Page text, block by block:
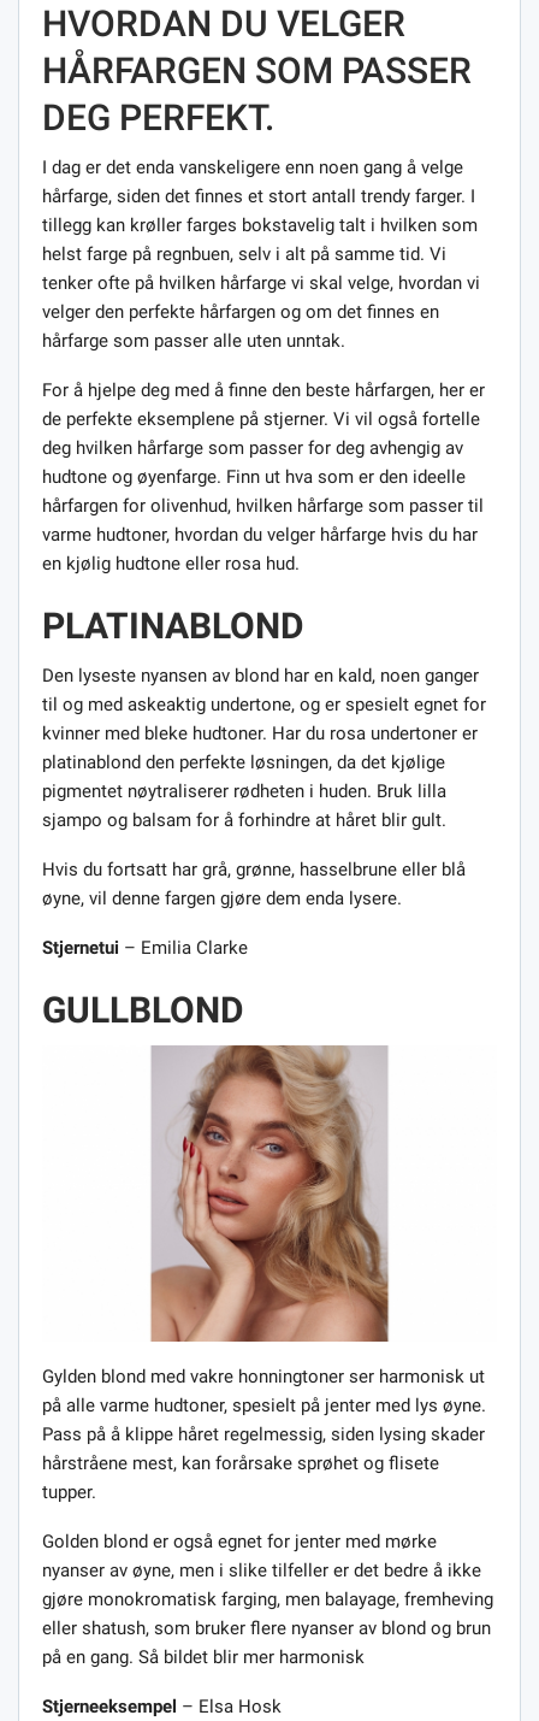
HVORDAN DU VELGER
HÅRFARGEN SOM PASSER
DEG PERFEKT.
I dag er det enda vanskeligere enn noen gang å velge
hårfarge, siden det finnes et stort antall trendy farger. I
tillegg kan krøller farges bokstavelig talt i hvilken som
helst farge på regnbuen, selv i alt på samme tid. Vi
tenker ofte på hvilken hårfarge vi skal velge, hvordan vi
velger den perfekte hårfargen og om det finnes en
hårfarge som passer alle uten unntak.
For å hjelpe deg med å finne den beste hårfargen, her er
de perfekte eksemplene på stjerner. Vi vil også fortelle
deg hvilken hårfarge som passer for deg avhengig av
hudtone og øyenfarge. Finn ut hva som er den ideelle
hårfargen for olivenhud, hvilken hårfarge som passer til
varme hudtoner, hvordan du velger hårfarge hvis du har
en kjølig hudtone eller rosa hud.
PLATINABLOND
Den lyseste nyansen av blond har en kald, noen ganger
til og med askeaktig undertone, og er spesielt egnet for
kvinner med bleke hudtoner. Har du rosa undertoner er
platinablond den perfekte løsningen, da det kjølige
pigmentet nøytraliserer rødheten i huden. Bruk lilla
sjampo og balsam for å forhindre at håret blir gult.
Hvis du fortsatt har grå, grønne, hasselbrune eller blå
øyne, vil denne fargen gjøre dem enda lysere.
Stjernetui – Emilia Clarke
GULLBLOND
Gylden blond med vakre honningtoner ser harmonisk ut
på alle varme hudtoner, spesielt på jenter med lys øyne.
Pass på å klippe håret regelmessig, siden lysing skader
hårstråene mest, kan forårsake sprøhet og flisete
tupper.
Golden blond er også egnet for jenter med mørke
nyanser av øyne, men i slike tilfeller er det bedre å ikke
gjøre monokromatisk farging, men balayage, fremheving
eller shatush, som bruker flere nyanser av blond og brun
på en gang. Så bildet blir mer harmonisk
Stjerneeksempel – Elsa Hosk